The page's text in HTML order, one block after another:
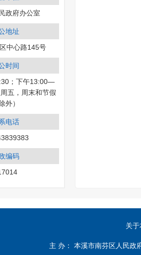
政府办公室
地址
中心路145号
时间
；下午13:00—
五，周末和节假
外）
电话
编码
关
主 办： 本溪市南芬区人民